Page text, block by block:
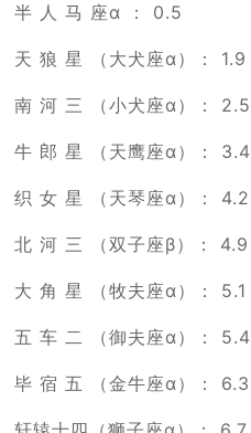
半 人 马 座α ： 0.5
天 狼 星 （大犬座α）： 1.9
南 河 三 （小犬座α）： 2.5
牛 郎 星 （天鹰座α）： 3.4
织 女 星 （天琴座α）： 4.2
北 河 三 （双子座β）： 4.9
大 角 星 （牧夫座α）： 5.1
五 车 二 （御夫座α）： 5.4
毕 宿 五 （金牛座α）： 6.3